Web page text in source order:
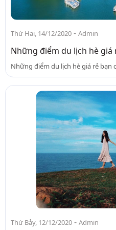
Thứ Hai, 14/12/2020 - Admin
Những điểm du lịch hè giá
Những điểm du lịch hè giá rẻ bạn
Thứ Bảy, 12/12/2020 - Admin